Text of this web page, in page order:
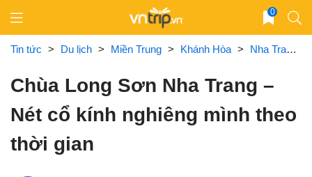
content
0
Tin tức > Du lịch > Miền Trung > Khánh Hòa > Nha Trang
Chùa Long Sơn Nha Trang –
Nét cổ kính nghiêng mình theo
thời gian